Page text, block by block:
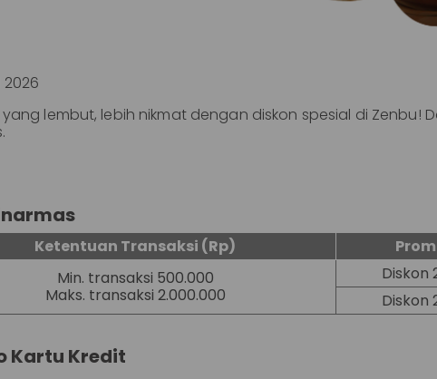
lembut, lebih nikmat dengan diskon spesial di Zenbu!
Ketentuan Transaksi (Rp)
Min. transaksi 500.000
Maks. transaksi 2.000.000
Diskon
Diskon
Kartu Kredit